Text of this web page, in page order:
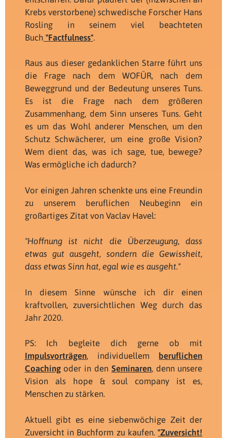
Krebs verstorbene) schwedische Forscher Hans
Rosling in seinem viel beachteten
Buch "Factfulness".
Raus aus dieser gedanklichen Starre führt uns
die Frage nach dem WOFÜR, nach dem
Beweggrund und der Bedeutung unseres Tuns.
Es ist die Frage nach dem größeren
Zusammenhang, dem Sinn unseres Tuns. Geht
es um das Wohl anderer Menschen, um den
Schutz Schwächerer, um eine große Vision?
Wem dient das, was ich sage, tue, bewege?
Was ermögliche ich dadurch?
Vor einigen Jahren schenkte uns eine Freundin
zu unserem beruflichen Neubeginn ein
großartiges Zitat von Vaclav Havel:
"Hoffnung ist nicht die Überzeugung, dass
etwas gut ausgeht, sondern die Gewissheit,
dass etwas Sinn hat, egal wie es ausgeht."
In diesem Sinne wünsche ich dir einen
kraftvollen, zuversichtlichen Weg durch das
Jahr 2020.
PS: Ich begleite dich gerne ob mit
Impulsvorträgen, individuellem beruflichen
Coachingoder in den Seminaren, denn unsere
Vision als hope & soul company ist es,
Menschen zu stärken.
Aktuell gibt es eine siebenwöchige Zeit der
Zuversicht in Buchform zu kaufen."Zuversicht!